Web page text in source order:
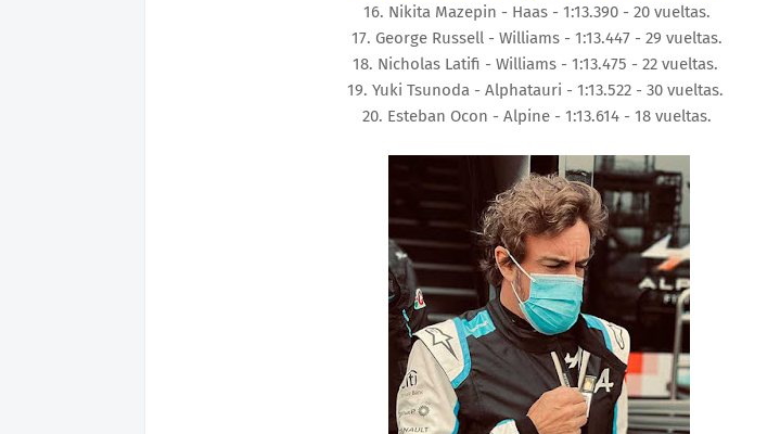
16. Nikita Mazepin - Haas - 1:13.390 - 20 vueltas.
17. George Russell - Williams - 1:13.447 - 29 vueltas.
18. Nicholas Latifi - Williams - 1:13.475 - 22 vueltas.
19. Yuki Tsunoda - Alphatauri - 1:13.522 - 30 vueltas.
20. Esteban Ocon - Alpine - 1:13.614 - 18 vueltas.